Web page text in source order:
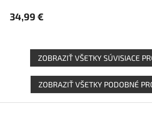
34,99 €
ZOBRAZIŤ VŠETKY SÚVISIACE
ZOBRAZIŤ VŠETKY PODOBNÉ